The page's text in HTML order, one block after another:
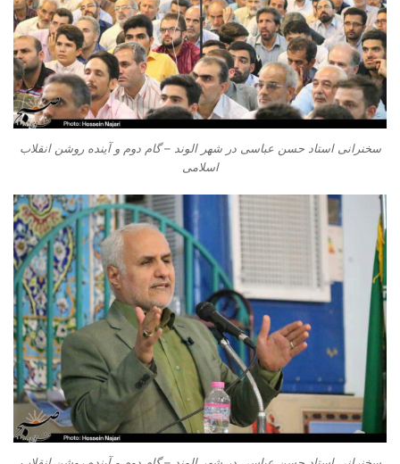
سخنرانی استاد حسن عباسی در شهر الوند – گام دوم و آینده روشن انقلاب
اسلامی